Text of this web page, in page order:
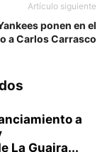
Artículo siguiente
ponen en el
a Carlos Carrasco
a
La Guaira...